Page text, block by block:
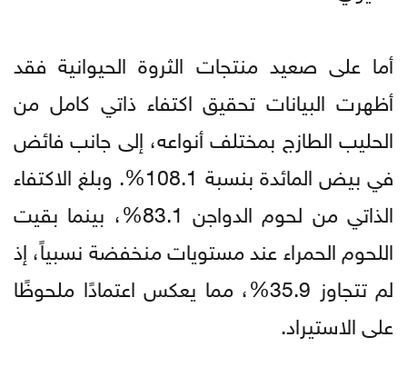
أما على صعيد منتجات الثروة الحيوانية فقد
أظهرت البيانات تحقيق اكتفاء ذاتي كامل من
الحليب الطازج بمختلف أنواعه، إلى جانب فائض
في بيض المائدة بنسبة 108.1%. وبلغ الاكتفاء
الذاتي من لحوم الدواجن 83.1%، بينما بقيت
اللحوم الحمراء عند مستويات منخفضة نسبياً، إذ
لم تتجاوز 35.9%، مما يعكس اعتمادًا ملحوظًا
على الاستيراد.